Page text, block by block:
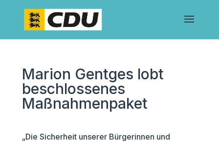
Marion Gentges lobt
beschlossenes
Maßnahmenpaket
„Die Sicherheit unserer Bürgerinnen und